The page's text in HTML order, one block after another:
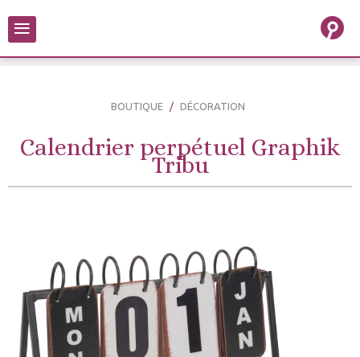
≡
BOUTIQUE DÉCORATION
Calendrier perpétuel Graphik
Tribu